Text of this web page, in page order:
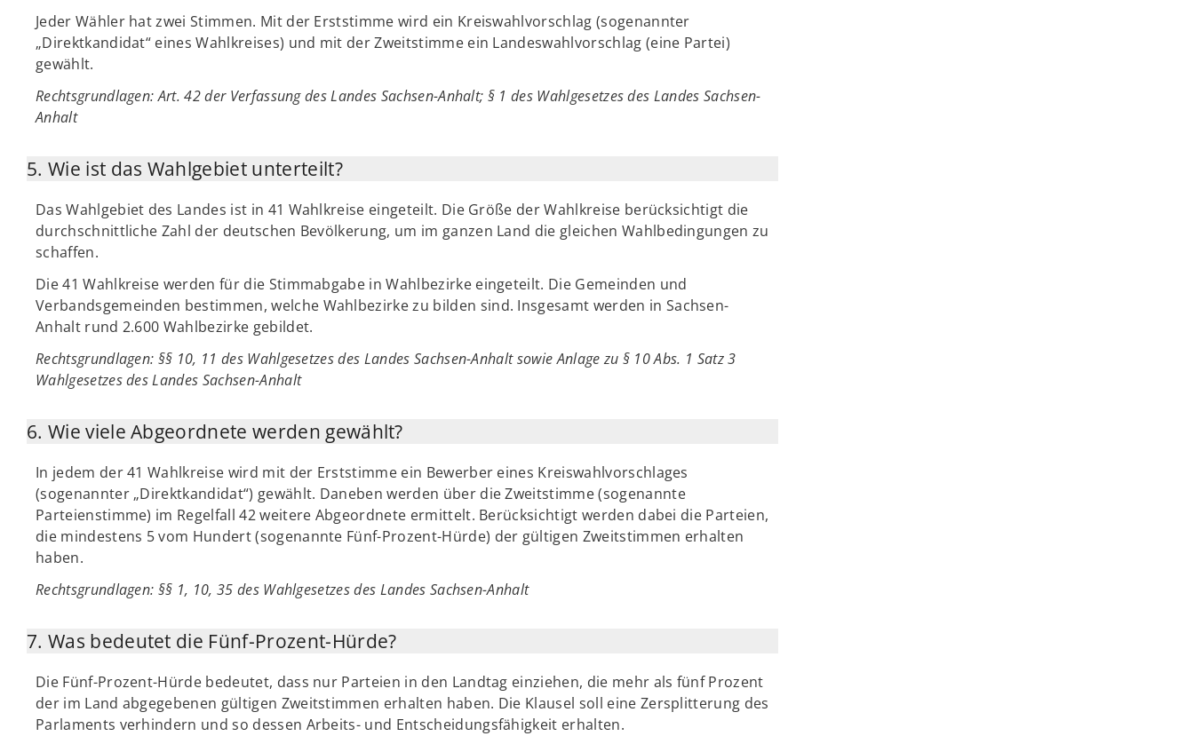
Jeder Wähler hat zwei Stimmen. Mit der Erststimme wird ein Kreiswahlvorschlag (sogenannter
„Direktkandidat“ eines Wahlkreises) und mit der Zweitstimme ein Landeswahlvorschlag (eine Partei)
gewählt.
Rechtsgrundlagen: Art. 42 der Verfassung des Landes Sachsen-Anhalt; § 1 des Wahlgesetzes des Landes Sachsen-
Anhalt
5. Wie ist das Wahlgebiet unterteilt?
Das Wahlgebiet des Landes ist in 41 Wahlkreise eingeteilt. Die Größe der Wahlkreise berücksichtigt die
durchschnittliche Zahl der deutschen Bevölkerung, um im ganzen Land die gleichen Wahlbedingungen zu
schaffen.
Die 41 Wahlkreise werden für die Stimmabgabe in Wahlbezirke eingeteilt. Die Gemeinden und
Verbandsgemeinden bestimmen, welche Wahlbezirke zu bilden sind. Insgesamt werden in Sachsen-
Anhalt rund 2.600 Wahlbezirke gebildet.
Rechtsgrundlagen: §§ 10, 11 des Wahlgesetzes des Landes Sachsen-Anhalt sowie Anlage zu § 10 Abs. 1 Satz 3
Wahlgesetzes des Landes Sachsen-Anhalt
6. Wie viele Abgeordnete werden gewählt?
In jedem der 41 Wahlkreise wird mit der Erststimme ein Bewerber eines Kreiswahlvorschlages
(sogenannter „Direktkandidat“) gewählt. Daneben werden über die Zweitstimme (sogenannte
Parteienstimme) im Regelfall 42 weitere Abgeordnete ermittelt. Berücksichtigt werden dabei die Parteien,
die mindestens 5 vom Hundert (sogenannte Fünf-Prozent-Hürde) der gültigen Zweitstimmen erhalten
haben.
Rechtsgrundlagen: §§ 1, 10, 35 des Wahlgesetzes des Landes Sachsen-Anhalt
7. Was bedeutet die Fünf-Prozent-Hürde?
Die Fünf-Prozent-Hürde bedeutet, dass nur Parteien in den Landtag einziehen, die mehr als fünf Prozent
der im Land abgegebenen gültigen Zweitstimmen erhalten haben. Die Klausel soll eine Zersplitterung des
Parlaments verhindern und so dessen Arbeits- und Entscheidungsfähigkeit erhalten.